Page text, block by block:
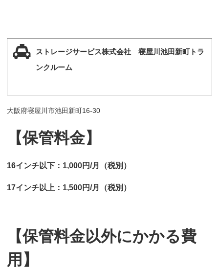
ストレージサービス株式会社 寝屋川池田新町トラ
ンクルーム
大阪府寝屋川市池田新町16-30
【保管料金】
16インチ以下：1,000円/月（税別）
17インチ以上：1,500円/月（税別）
【保管料金以外にかかる費
用】